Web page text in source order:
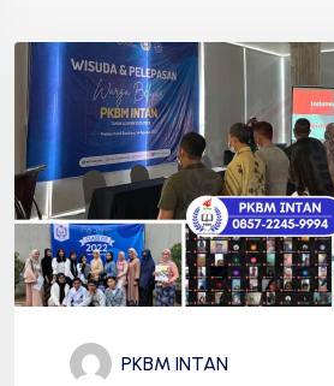
PKBM INTAN